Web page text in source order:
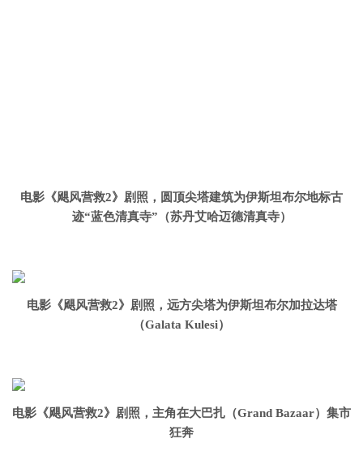
电影《飓风营救2》剧照，圆顶尖塔建筑为伊斯坦布尔地标古
迹“蓝色清真寺”（苏丹艾哈迈德清真寺）
电影《飓风营救2》剧照，远方尖塔为伊斯坦布尔加拉达塔
（Galata Kulesi）
电影《飓风营救2》剧照，主角在大巴扎（Grand Bazaar）集市
狂奔